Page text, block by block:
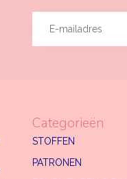
Categorieën
STOFFEN
PATRONEN